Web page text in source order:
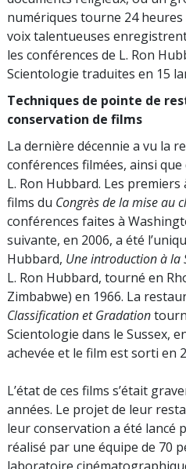
numériques tourne 24 heures
voix talentueuses
les conférences de L. Ron
Scientologie traduites en 15
Techniques de pointe de
conservation de films
La dernière décennie a vu la
conférences filmées, ainsi
L. Ron Hubbard. Les
films du Congrès de la mise au
conférences faites à
suivante, en 2006, a été
Hubbard, Une introduction à la
L. Ron Hubbard, tourné en
Zimbabwe) en 1966. La
Classification et Gradation
Scientologie dans le Sussex,
achevée et le film est sorti en
L’état de ces films s’était
années. Le projet de leur
leur conservation a été lancé
réalisé par une équipe de 70
laboratoire